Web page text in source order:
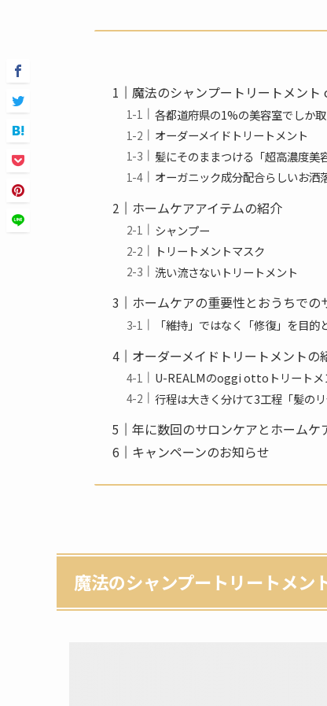
魔法のシャンプートリートメン
各都道府県の1%の美容室でしか
オーダーメイドトリートメント
髪にそのままつける「超高濃度美
オーガニック成分配合らしいお洒
ホームケアアイテムの紹介
シャンプー
トリートメントマスク
洗い流さないトリートメント
ホームケアの重要性とおうちでの
「維持」ではなく「修復」を目
オーダーメイドトリートメントの
U-REALMのoggi ottoトリートメ
行程は大きく分けて3工程「髪の
年に数回のサロンケアとホームケ
キャンペーンのお知らせ
魔法のシャンプートリートメ